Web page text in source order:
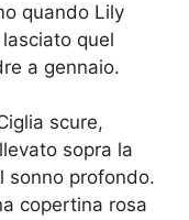
quando Lily
quel
a gennaio.
scure,
sopra la
sonno profondo.
copertina rosa